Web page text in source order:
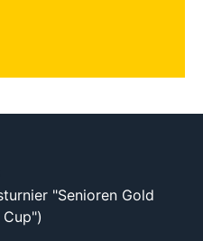
"Senioren Gold